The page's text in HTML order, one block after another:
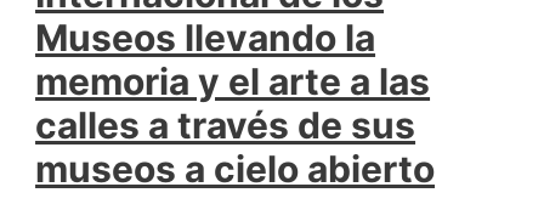
Museos llevando la
memoria y el arte a las
calles a través de sus
museos a cielo abierto